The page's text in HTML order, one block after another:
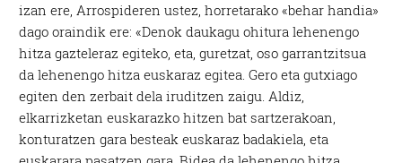
izan ere, Arrospideren ustez, horretarako «behar handia»
dago oraindik ere: «Denok daukagu ohitura lehenengo
hitza gazteleraz egiteko, eta, guretzat, oso garrantzitsua
da lehenengo hitza euskaraz egitea. Gero eta gutxiago
egiten den zerbait dela iruditzen zaigu. Aldiz,
elkarrizketan euskarazko hitzen bat sartzerakoan,
konturatzen gara besteak euskaraz badakiela, eta